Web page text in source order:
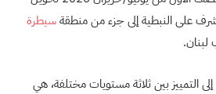
على النبطية إلى جزء من منطقةسيطرة
التمييز بين ثلاثة مستويات مختلفة، هي